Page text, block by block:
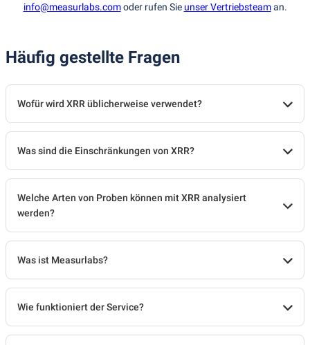
info@measurlabs.comoder rufen Sie unser Vertriebsteaman.
Häufig gestellte Fragen
Wofür wird XRR üblicherweise verwendet?
Was sind die Einschränkungen von XRR?
Welche Arten von Proben können mit XRR analysiert
werden?
Was ist Measurlabs?
Wie funktioniert der Service?